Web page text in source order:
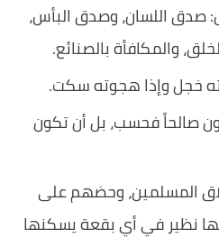
صدق اللسان، وصدق البأس،
والمكافأة بالصنائع.
خجل وإذا هجوته سكت.
صالحاً فحسب، بل أن تكون
المسلمين، وحضهم على
لها نظير في أي بقعة يسكنها